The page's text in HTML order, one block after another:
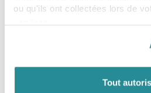
ou qu'ils ont collectées lors de
Tout
CB, VISA, Mastercard, ALMA
SERVICE CLIENT
Une équipe de passionnés